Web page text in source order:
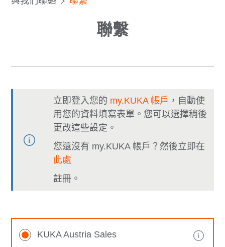
聯繫
立即登入您的 my.KUKA 帳戶 ，自動使
用您的資料填寫表單。您可以選擇稍後
更改這些設定。
您還沒有 my.KUKA 帳戶？然後立即在
此處
註冊。
KUKA Austria Sales